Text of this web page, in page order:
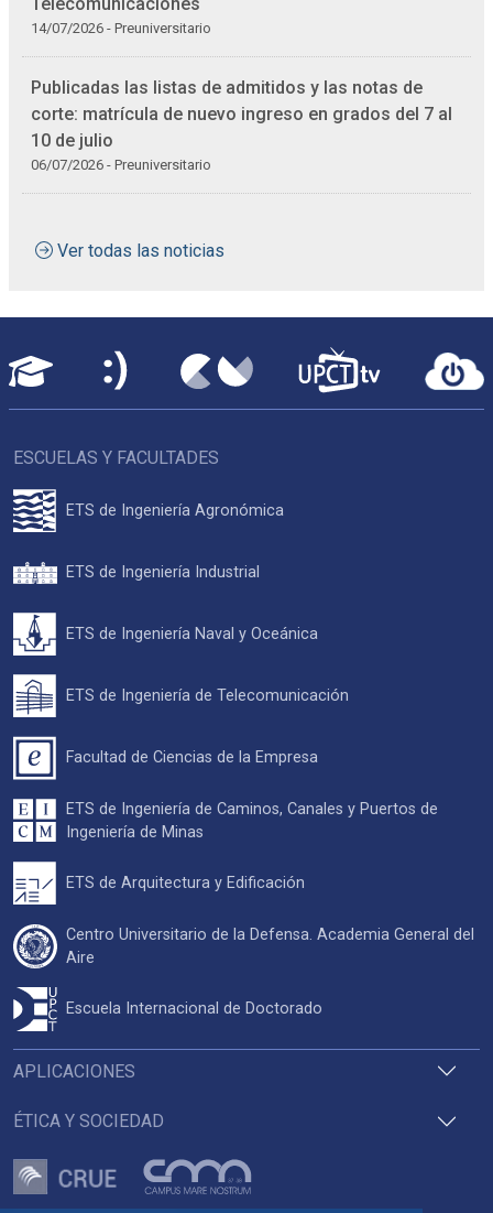
14/07/2026 - Preuniversitario
Publicadas las listas de admitidos y las notas de
corte: matrícula de nuevo ingreso en grados del 7 al
10 de julio
06/07/2026 - Preuniversitario
Ver todas las noticias
APLICACIONES
ÉTICA Y SOCIEDAD
ESCUELAS Y FACULTADES
ETS de Ingeniería Agronómica
ETS de Ingeniería Industrial
ETS de Ingeniería Naval y Oceánica
ETS de Ingeniería de Telecomunicación
Facultad de Ciencias de la Empresa
ETS de Ingeniería de Caminos, Canales y Puertos de
Ingeniería de Minas
ETS de Arquitectura y Edificación
Centro Universitario de la Defensa. Academia General del
Aire
Escuela Internacional de Doctorado